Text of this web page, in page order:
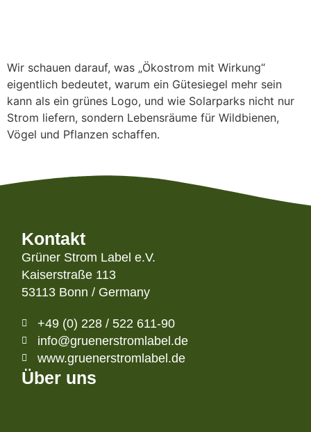
Wir schauen darauf, was „Ökostrom mit Wirkung“
eigentlich bedeutet, warum ein Gütesiegel mehr sein
kann als ein grünes Logo, und wie Solarparks nicht nur
Strom liefern, sondern Lebensräume für Wildbienen,
Vögel und Pflanzen schaffen.
Kontakt
Grüner Strom Label e.V.
Kaiserstraße 113
53113 Bonn / Germany
+49 (0) 228 / 522 611-90
info@gruenerstromlabel.de
www.gruenerstromlabel.de
Über uns